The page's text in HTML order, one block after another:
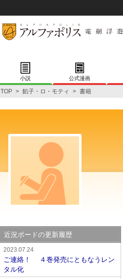
小説 公式漫画
TOP > 餡子・ロ・モティ > 書籍
近況ボードの更新履歴
2023.07.24
ご連絡！ ４巻発売にともなうレン
タル化